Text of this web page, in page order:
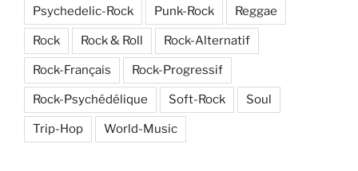
Psychedelic-Rock Punk-Rock Reggae
Rock Rock & Roll Rock-Alternatif
Rock-Français Rock-Progressif
Rock-Psychédélique Soft-Rock Soul
Trip-Hop World-Music